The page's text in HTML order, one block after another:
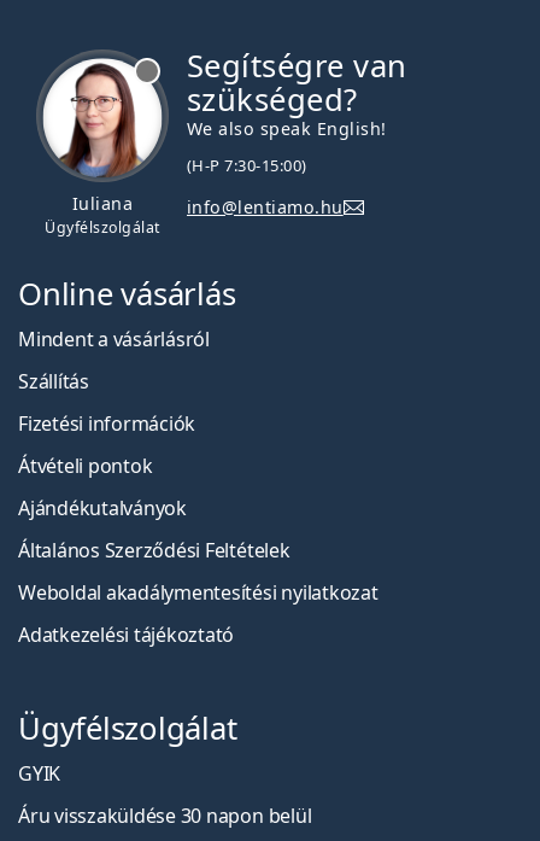
Iuliana
Ügyfélszolgálat
Segítségre van
szükséged?
We also speak English!
(H-P 7:30-15:00)
info@lentiamo.hu
Online vásárlás
Mindent a vásárlásról
Szállítás
Fizetési információk
Átvételi pontok
Ajándékutalványok
Általános Szerződési Feltételek
Weboldal akadálymentesítési nyilatkozat
Adatkezelési tájékoztató
Ügyfélszolgálat
GYIK
Áru visszaküldése 30 napon belül